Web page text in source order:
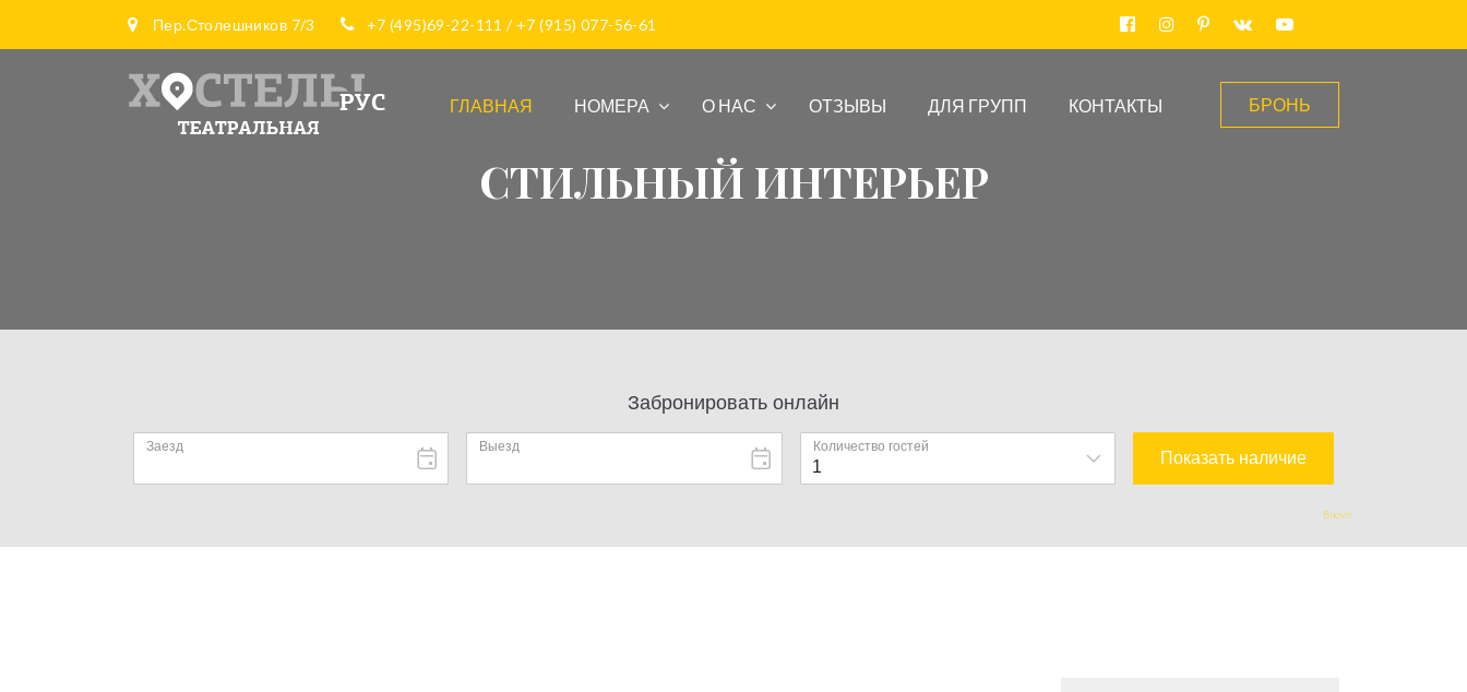
Пер.Столешников 7/3 +7 (495)69-22-111 / +7 (915) 077-56-61
ГЛАВНАЯ НОМЕРА О НАС ОТЗЫВЫ ДЛЯ ГРУПП КОНТАКТЫ БРОНЬ
СТИЛЬНЫЙ ИНТЕРЬЕР
Bnovo